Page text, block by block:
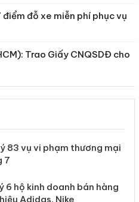
đỗ xe miễn phí phục vụ
Trao Giấy CNQSDĐ cho
lý 83 vụ vi phạm thương
7